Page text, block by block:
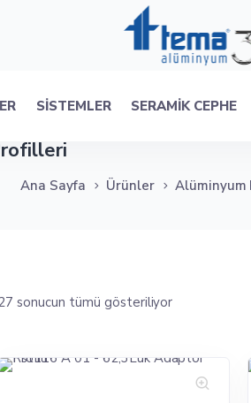
SISTEMLER SERAMIK CEPHE
Ana Sayfa Ürünler
sonucun tümü gösteriliyor